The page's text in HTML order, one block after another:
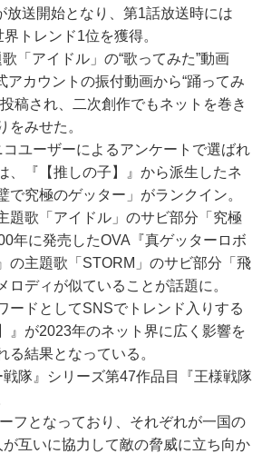
放送開始となり、第1話放送時には
トレンド1位を獲得。
「アイドル」の“歌ってみた”動画
アカウントの振付動画から“踊ってみ
稿され、二次創作でもネットを巻き
をみせた。
ユーザーによるアンケートで選ばれ
、『【推しの子】』から派生したネ
で究極のゲッター」がランクイン。
題歌「アイドル」のサビ部分「究極
年に発売したOVA『真ゲッターロボ
の主題歌「STORM」のサビ部分「飛
ロディが似ていることが話題に。
ードとしてSNSでトレンド入りする
』が2023年のネット界に広く影響を
る結果となっている。
隊』シリーズ第47作品目『王様戦隊
ーフとなっており、それぞれが一国の
互いに協力して敵の脅威に立ち向か